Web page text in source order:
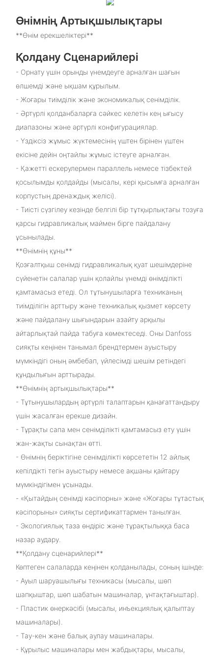
Өнімнің Артықшылықтары
**Өнім ерекшеліктері**
Қолдану Сценарийлері
- Орнату үшін орынды үнемдеуге арналған шағын
өлшемді және ықшам құрылым.
- Жоғары тиімділік және экономикалық сенімділік.
- Әртүрлі қолданбаларға сәйкес келетін кең ығысу
диапазоны және әртүрлі конфигурациялар.
- Үздіксіз жұмыс жүктемесінің үштен бірінен үштен
екісіне дейін оңтайлы жұмыс істеуге арналған.
- Қажетті ескерулермен параллель немесе тізбектей
қосылымды қолдайды (мысалы, кері қысымға арналған
корпустың дренаждық желісі).
- Тиісті сүзгілеу кезінде белгілі бір тұтқырлықтағы тозуға
қарсы гидравликалық маймен бірге пайдалану
ұсынылады.
**Өнімнің құны**
Қозғалтқыш сенімді гидравликалық қуат шешімдеріне
сүйенетін салалар үшін қолайлы үнемді өнімділікті
қамтамасыз етеді. Ол тұтынушыларға техниканың
тиімділігін арттыру және техникалық қызмет көрсету
және пайдалану шығындарын азайту арқылы
айтарлықтай пайда табуға көмектеседі. Оны Danfoss
сияқты кеңінен танымал брендтермен ауыстыру
мүмкіндігі оның әмбебап, үйлесімді шешім ретіндегі
құндылығын арттырады.
**Өнімнің артықшылықтары**
- Тұтынушылардың әртүрлі талаптарын қанағаттандыру
үшін жасалған ерекше дизайн.
- Тұрақты сапа мен сенімділікті қамтамасыз ету үшін
жан-жақты сынақтан өтті.
- Өнімнің беріктігіне сенімділікті көрсететін 12 айлық
кепілдікті тегін ауыстыру немесе ақшаны қайтару
мүмкіндігімен ұсынады.
- «Қытайдың сенімді кәсіпорны» және «Жоғары тұтастық
кәсіпорыны» сияқты сертификаттармен танылған.
- Экологиялық таза өндіріс және тұрақтылыққа баса
назар аудару.
**Қолдану сценарийлері**
Көптеген салаларда кеңінен қолданылады, соның ішінде:
- Ауыл шаруашылығы техникасы (мысалы, шөп
шапқыштар, шөп шабатын машиналар, ұнтақтағыштар).
- Пластик өнеркәсібі (мысалы, инъекциялық қалыптау
машиналары).
- Тау-кен және балық аулау машиналары.
- Құрылыс машиналары мен жабдықтары, мысалы,